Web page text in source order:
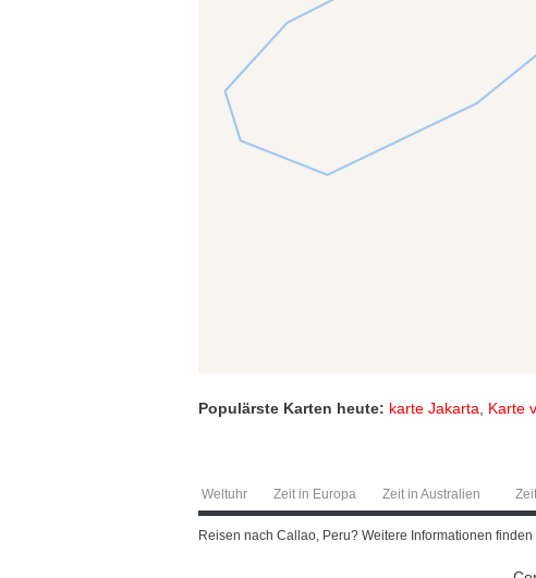
Populärste Karten heute: karte Jakarta Karte
Weltuhr Zeit in Europa Zeit in Australien
Reisen nach Callao, Peru? Weitere Informationen